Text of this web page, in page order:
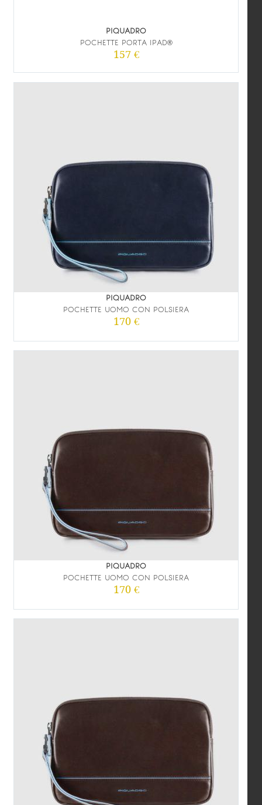
PIQUADRO
POCHETTE PORTA IPAD®
157 €
PIQUADRO
POCHETTE UOMO CON POLSIERA
170 €
PIQUADRO
POCHETTE UOMO CON POLSIERA
170 €